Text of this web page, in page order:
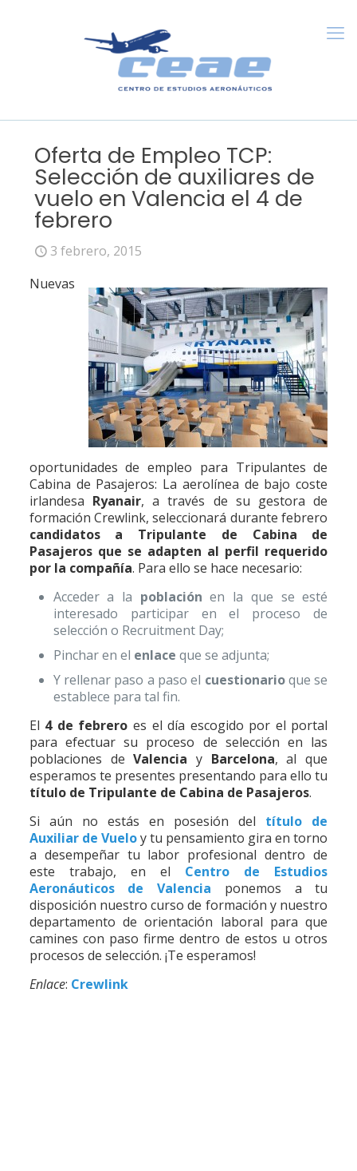
Oferta de Empleo TCP:
Selección de auxiliares de
vuelo en Valencia el 4 de
febrero
3 febrero, 2015
Nuevas
oportunidades de empleo para Tripulantes de
Cabina de Pasajeros: La aerolínea de bajo coste
irlandesa Ryanair, a través de su gestora de
formación Crewlink, seleccionará durante febrero
candidatos a Tripulante de Cabina de
Pasajeros que se adapten al perfil requerido
por la compañía. Para ello se hace necesario:
Acceder a la población en la que se esté
interesado participar en el proceso de
selección o Recruitment Day;
Pinchar en el enlace que se adjunta;
Y rellenar paso a paso el cuestionarioque se
establece para tal fin.
El 4 de febrero es el día escogido por el portal
para efectuar su proceso de selección en las
poblaciones deValencia y Barcelona, al que
esperamos te presentes presentando para ello tu
título de Tripulante de Cabina de Pasajeros.
Si aún no estás en posesión del título de
Auxiliar de Vueloy tu pensamiento gira en torno
a desempeñar tu labor profesional dentro de
este trabajo, en el Centro de Estudios
Aeronáuticos de Valencia
ponemos a tu
disposición nuestro curso de formación y nuestro
departamento de orientación laboral para que
camines con paso firme dentro de estos u otros
procesos de selección. ¡Te esperamos!
Enlace: Crewlink